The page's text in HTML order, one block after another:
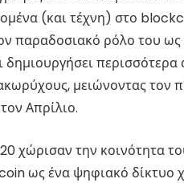
(και τέχνη) στο
παραδοσιακό ρόλο του
δημιουργήσει περισσότερα
μειώνοντας τον
Απρίλιο.
χώρισαν την κοινότητα
ως ένα ψηφιακό δίκτυο